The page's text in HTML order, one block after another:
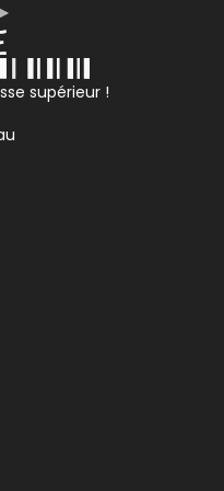
supérieur !